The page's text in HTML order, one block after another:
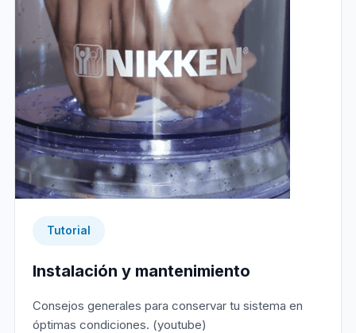
Tutorial
Instalación y mantenimiento
Consejos generales para conservar tu sistema en
óptimas condiciones. (youtube)